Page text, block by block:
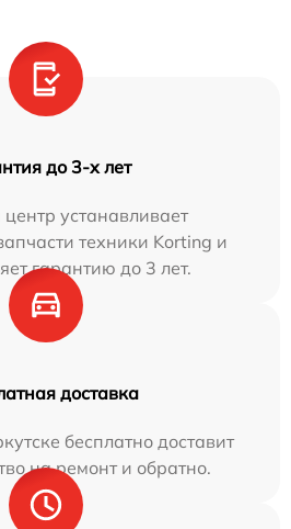
до 3-х лет
устанавливает
техники Korting и
гарантию до 3 лет.
доставка
бесплатно доставит
на ремонт и обратно.